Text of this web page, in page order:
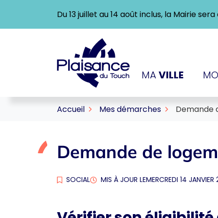
contenu
Du 13 juillet au 14 août inclus, la Mairie
Logo Ville de Plaisance-
MAVILLE
Accueil Mes démarches Demande
Demande de
SOCIAL MIS À JOUR LEMERCREDI 14